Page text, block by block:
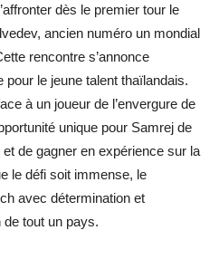
dès le premier tour le
ancien numéro un mondial
rencontre s’annonce
le jeune talent thaïlandais.
à un joueur de l’envergure de
unique pour Samrej de
de gagner en expérience sur la
le défi soit immense, le
avec détermination et
tout un pays.